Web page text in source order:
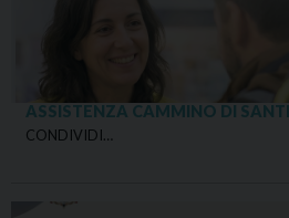
ASSISTENZA CAMMINO DI
CONDIVIDI…